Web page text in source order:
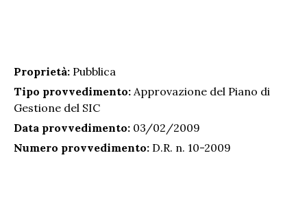
Proprietà: Pubblica
Tipo provvedimento: Approvazione del Piano di
Gestione del SIC
Data provvedimento: 03/02/2009
Numero provvedimento: D.R. n. 10-2009